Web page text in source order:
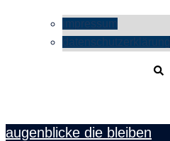
impressum
datenschutzerklärung
augenblicke die bleiben